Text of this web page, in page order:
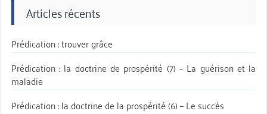
Articles récents
Prédication : trouver grâce
Prédication : la doctrine de prospérité (7) – La guérison et la
maladie
Prédication : la doctrine de la prospérité (6) – Le succès